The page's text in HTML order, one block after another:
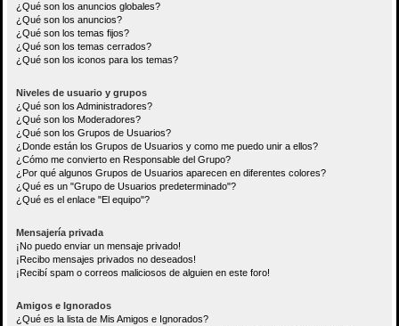
¿Qué son los anuncios globales?
¿Qué son los anuncios?
¿Qué son los temas fijos?
¿Qué son los temas cerrados?
¿Qué son los iconos para los temas?
Niveles de usuario y grupos
¿Qué son los Administradores?
¿Qué son los Moderadores?
¿Qué son los Grupos de Usuarios?
¿Donde están los Grupos de Usuarios y como me puedo unir a ellos?
¿Cómo me convierto en Responsable del Grupo?
¿Por qué algunos Grupos de Usuarios aparecen en diferentes colores?
¿Qué es un "Grupo de Usuarios predeterminado"?
¿Qué es el enlace "El equipo"?
Mensajería privada
¡No puedo enviar un mensaje privado!
¡Recibo mensajes privados no deseados!
¡Recibí spam o correos maliciosos de alguien en este foro!
Amigos e Ignorados
¿Qué es la lista de Mis Amigos e Ignorados?